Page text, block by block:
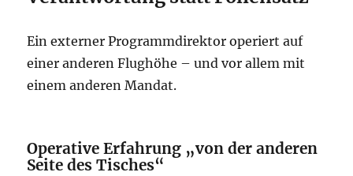
Ein externer Programmdirektor operiert auf
einer anderen Flughöhe – und vor allem mit
einem anderen Mandat.
Operative Erfahrung „von der anderen
Seite des Tisches“